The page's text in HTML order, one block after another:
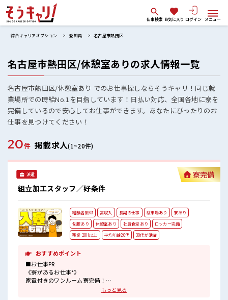
仕事検索 お気に入り ログイン メニュー
綜合キャリアオプション 愛知県 名古屋市熱田区
名古屋市熱田区/休憩室ありの求人情報一覧
名古屋市熱田区/休憩室あり でのお仕事探しならそうキャリ！同じ就
業場所での時給No.1を目指しています！日払い対応、全国各地に寮を
完備しているので安心してお仕事ができます。あなたにぴったりのお
仕事を見つけてください！
20件 掲載求人(1~20件)
派遣
組立加工スタッフ／好条件
寮完備
経験者歓迎 高収入 長期の仕事 駐車場あり
寮あり
制服あり
休憩室あり 社員食堂あり
ロッカー完備
残業 20H以上
平均年齢20代 30代が活躍
おすすめポイント
■お仕事PR
《寮があるお仕事*》
家電付きのワンルーム寮完備！
さらに寮費ほ補助3万円あり！もっと見る